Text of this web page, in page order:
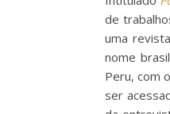
de
uma
nome
Peru, com
ser